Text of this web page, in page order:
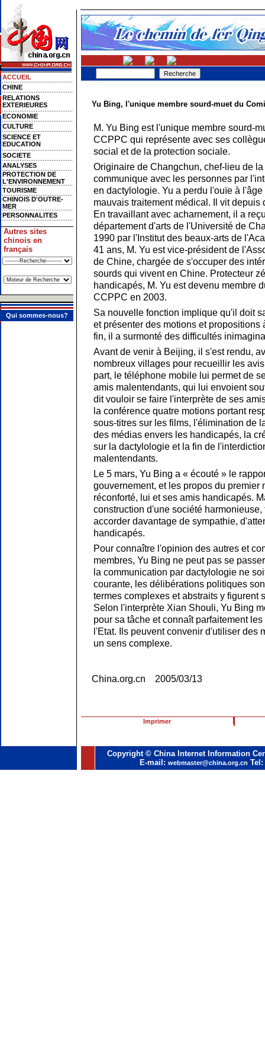
ACCUEIL
CHINE
RELATIONS
EXTERIEURES
ECONOMIE
CULTURE
SCIENCE ET
EDUCATION
SOCIETE
ANALYSES
PROTECTION DE
L'ENVIRONNEMENT
TOURISME
CHINOIS D'OUTRE-
MER
PERSONNALITES
Autres sites
chinois en
français
Qui sommes-nous?
Yu Bing, l'unique membre sourd-muet du
M. Yu Bing est l'unique membre sourd-
CCPPC qui représente avec ses
social et de la protection sociale.
Originaire de Changchun, chef-lieu de
communique avec les personnes par
en dactylologie. Yu a perdu l'ouïe à
mauvais traitement médical. Il vit
En travaillant avec acharnement, il a
département d'arts de l'Université de
1990 par l'Institut des beaux-arts de
41 ans, M. Yu est vice-président de
de Chine, chargée de s'occuper des
sourds qui vivent en Chine. Protecteur
handicapés, M. Yu est devenu membre
CCPPC en 2003.
Sa nouvelle fonction implique qu'il doit
et présenter des motions et propositions
fin, il a surmonté des difficultés
Avant de venir à Beijing, il s'est rendu,
nombreux villages pour recueillir les
part, le téléphone mobile lui permet de
amis malentendants, qui lui envoient
dit vouloir se faire l'interprète de ses
la conférence quatre motions portant
sous-titres sur les films, l'élimination de
des médias envers les handicapés, la
sur la dactylologie et la fin de
malentendants.
Le 5 mars, Yu Bing a « écouté » le
gouvernement, et les propos du premier
réconforté, lui et ses amis handicapés.
construction d'une société
accorder davantage de sympathie,
handicapés.
Pour connaître l'opinion des autres et
membres, Yu Bing ne peut pas se
la communication par dactylologie ne
courante, les délibérations politiques
termes complexes et abstraits y figurent
Selon l'interprète Xian Shouli, Yu Bing
pour sa tâche et connaît parfaitement
l'Etat. Ils peuvent convenir d'utiliser des
un sens complexe.
China.org.cn 2005/03/13
Imprimer
Copyright © China Internet Information
E-mail: webmaster@china.org.cn Tel: